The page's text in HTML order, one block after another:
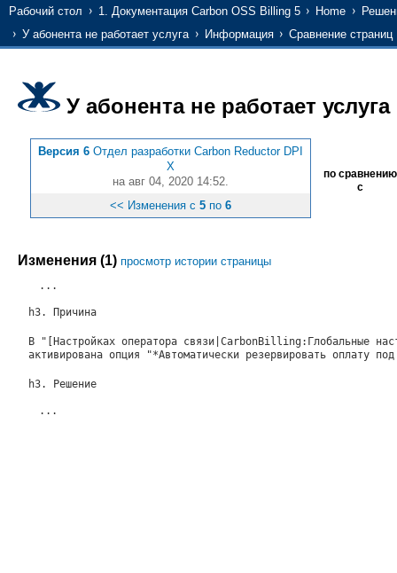
Рабочий стол 1. Документация Carbon OSS Billing 5 Home
У абонента не работает услуга
Информация Сравнение страниц
У абонента не работает услуга
Версия 6 Отдел разработки Carbon Reductor DPI
X
на авг 04, 2020 14:52.
<< Изменения с 5 по 6
по сравнению
с
Изменения (1) просмотр истории страницы
...
h3. Причина
В "[Настройках оператора связи|CarbonBilling:Глобальные
активирована опция "*Автоматически резервировать оплату
h3. Решение
...